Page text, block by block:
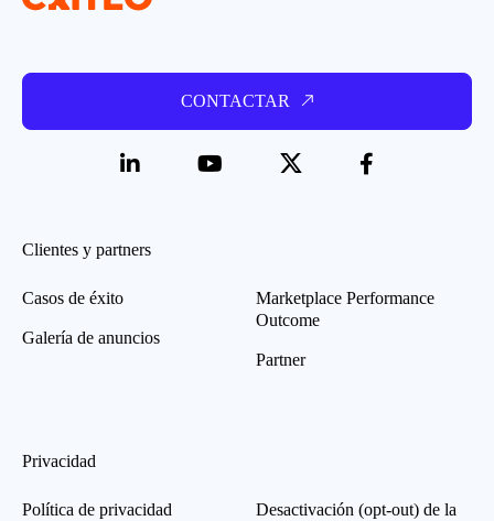
CONTACTAR
Clientes y partners
Casos de éxito
Galería de anuncios
Marketplace Performance
Outcome
Partner
Privacidad
Política de privacidad
Desactivación (opt-out) de la